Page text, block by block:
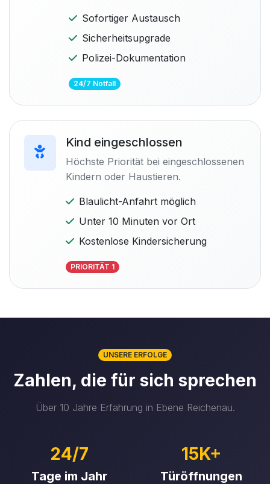
Sofortiger Austausch
Sicherheitsupgrade
Polizei-Dokumentation
24/7 Notfall
Kind eingeschlossen
Höchste Priorität bei eingeschlossenen
Kindern oder Haustieren.
Blaulicht-Anfahrt möglich
Unter 10 Minuten vor Ort
Kostenlose Kindersicherung
PRIORITÄT 1
UNSERE ERFOLGE
Zahlen, die für sich sprechen
Über 10 Jahre Erfahrung in Ebene Reichenau.
24/7
Tage im Jahr
15K+
Türöffnungen